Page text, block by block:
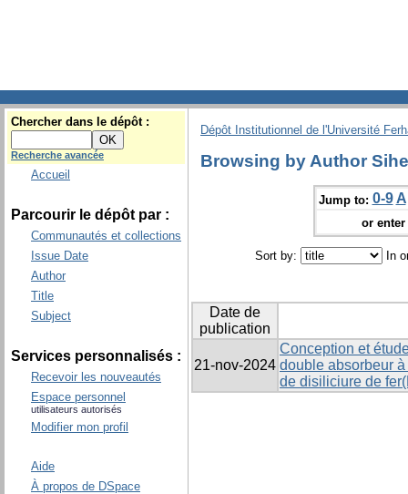
Chercher dans le dépôt :
Recherche avancée
Accueil
Parcourir le dépôt par :
Communautés et collections
Issue Date
Author
Title
Subject
Services personnalisés :
Recevoir les nouveautés
Espace personnel
utilisateurs autorisés
Modifier mon profil
Aide
À propos de DSpace
Dépôt Institutionnel de l'Université
Browsing by Author
Jump to: 0-9 A
or
Sort by: In
Date de
publication
21-nov-2024
Conception et
double absorbeur
de disiliciure de